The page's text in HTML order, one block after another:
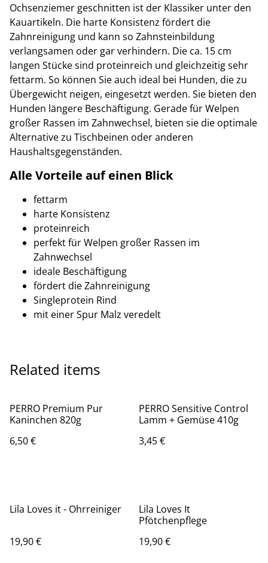
Ochsenziemer geschnitten ist der Klassiker unter den
Kauartikeln. Die harte Konsistenz fördert die
Zahnreinigung und kann so Zahnsteinbildung
verlangsamen oder gar verhindern. Die ca. 15 cm
langen Stücke sind proteinreich und gleichzeitig sehr
fettarm. So können Sie auch ideal bei Hunden, die zu
Übergewicht neigen, eingesetzt werden. Sie bieten den
Hunden längere Beschäftigung. Gerade für Welpen
großer Rassen im Zahnwechsel, bieten sie die optimale
Alternative zu Tischbeinen oder anderen
Haushaltsgegenständen.
Alle Vorteile auf einen Blick
fettarm
harte Konsistenz
proteinreich
perfekt für Welpen großer Rassen im
Zahnwechsel
ideale Beschäftigung
fördert die Zahnreinigung
Singleprotein Rind
mit einer Spur Malz veredelt
Related items
PERRO Premium Pur
Kaninchen 820g
6,50 €
PERRO Sensitive Control
Lamm + Gemüse 410g
3,45 €
Lila Loves it - Ohrreiniger
19,90 €
Lila Loves It
Pfötchenpflege
19,90 €